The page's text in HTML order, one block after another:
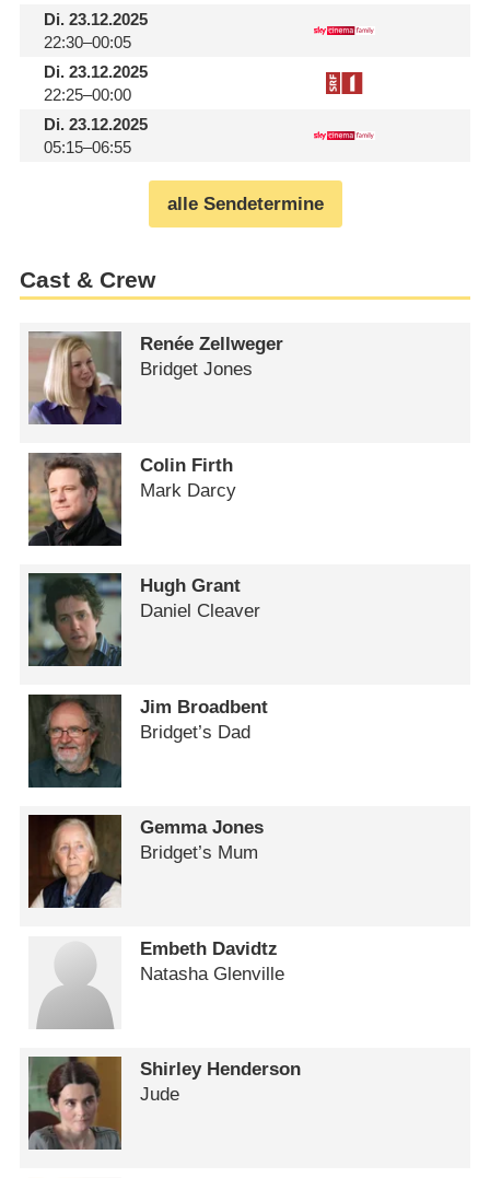
Di.23.12.2025
22:30–00:05
Di.23.12.2025
22:25–00:00
Di.23.12.2025
05:15–06:55
alle Sendetermine
Cast & Crew
Renée Zellweger
Bridget Jones
Colin Firth
Mark Darcy
Hugh Grant
Daniel Cleaver
Jim Broadbent
Bridget’s Dad
Gemma Jones
Bridget’s Mum
Embeth Davidtz
Natasha Glenville
Shirley Henderson
Jude